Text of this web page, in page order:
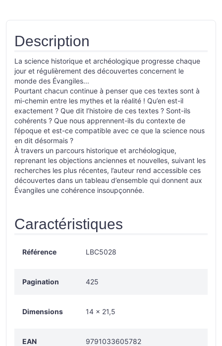
Description
La science historique et archéologique progresse chaque
jour et régulièrement des découvertes concernent le
monde des Évangiles...
Pourtant chacun continue à penser que ces textes sont à
mi-chemin entre les mythes et la réalité ! Qu’en est-il
exactement ? Que dit l’histoire de ces textes ? Sont-ils
cohérents ? Que nous apprennent-ils du contexte de
l’époque et est-ce compatible avec ce que la science nous
en dit désormais ?
À travers un parcours historique et archéologique,
reprenant les objections anciennes et nouvelles, suivant les
recherches les plus récentes, l’auteur rend accessible ces
découvertes dans un tableau d’ensemble qui donnent aux
Évangiles une cohérence insoupçonnée.
Caractéristiques
Référence LBC5028
Pagination 425
Dimensions 14 × 21,5
EAN 9791033605782